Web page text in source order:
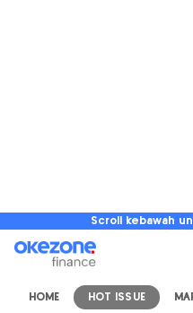
Scroll kebawah
HOME HOT ISSUE